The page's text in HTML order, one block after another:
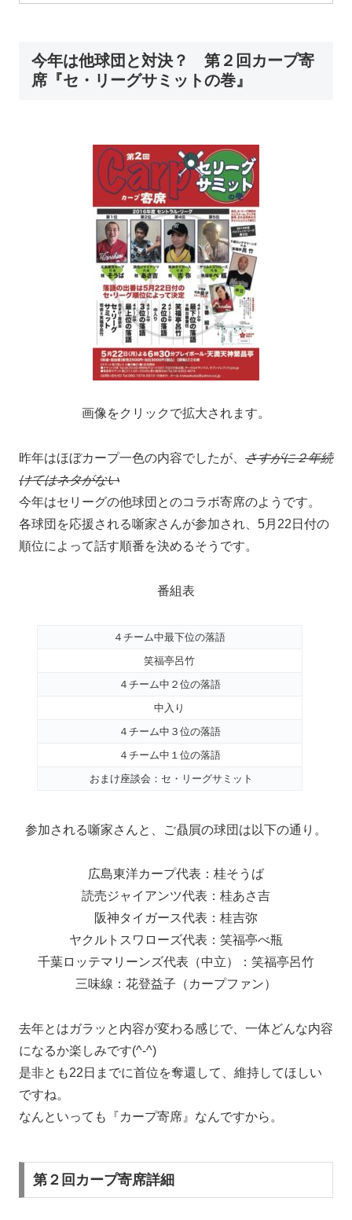
今年は他球団と対決？ 第２回カープ寄
席『セ・リーグサミットの巻』
画像をクリックで拡大されます。
昨年はほぼカープ一色の内容でしたが、 さすがに２年続
けてはネタがない
今年はセリーグの他球団とのコラボ寄席のようです。
各球団を応援される噺家さんが参加され、5月22日付の
順位によって話す順番を決めるそうです。
番組表
４チーム中最下位の落語
笑福亭呂竹
４チーム中２位の落語
中入り
４チーム中３位の落語
４チーム中１位の落語
おまけ座談会：セ・リーグサミット
参加される噺家さんと、ご贔屓の球団は以下の通り。
広島東洋カープ代表：桂そうば
読売ジャイアンツ代表：桂あさ吉
阪神タイガース代表：桂吉弥
ヤクルトスワローズ代表：笑福亭べ瓶
千葉ロッテマリーンズ代表（中立）：笑福亭呂竹
三味線：花登益子（カープファン）
去年とはガラッと内容が変わる感じで、一体どんな内容
になるか楽しみです(^-^)
是非とも22日までに首位を奪還して、維持してほしい
ですね。
なんといっても
『カープ寄席』 なんですから。
第２回カープ寄席詳細